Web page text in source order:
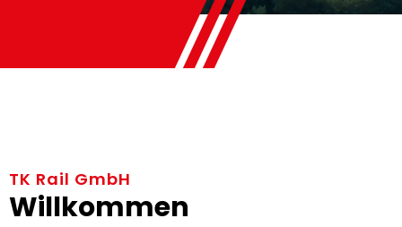
TK Rail GmbH
Willkommen